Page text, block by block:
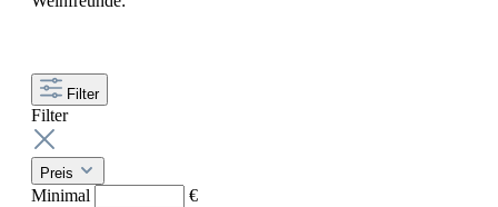
Filter
Filter
Preis
Minimal
€